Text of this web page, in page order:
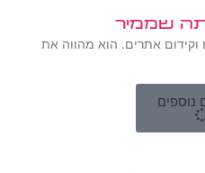
וקידום אתרים. הוא מהווה את
נוספים